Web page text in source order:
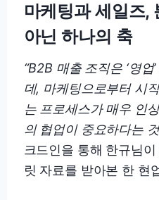
마케팅과 세일즈,
아닌 하나의 축
“B2B 매출 조직은 ‘영
데, 마케팅으로부터 시
는 프로세스가 매우 인
의 협업이 중요하다는
크드인을 통해 한규님
릿 자료를 받아본 한 현